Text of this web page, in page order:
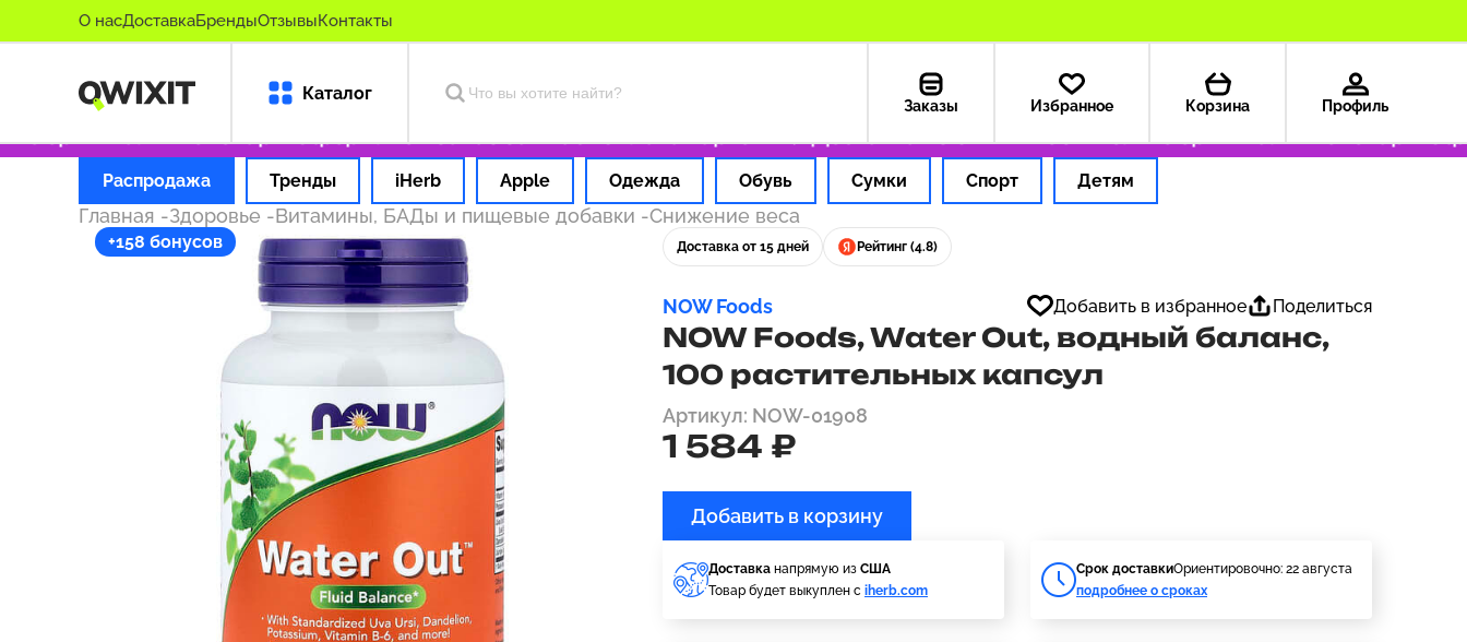
О насДоставкаБрендыОтзывыКонтакты
Каталог
Заказы Избранное Корзина Профиль
оригинальные товары Оформляем заказ за 1 час Оплата картой РФ Доставка из США — 199 ₽ Только оригинальные товары
Распродажа Тренды iHerb Apple Одежда Обувь Сумки Спорт Детям
Главная -Здоровье -Витамины, БАДы и пищевые добавки -Снижение веса
+158 бонусов Доставка от 15 дней Рейтинг (4.8)
NOW Foods Добавить в избранное Поделиться
NOW Foods, Water Out, водный баланс,
100 растительных капсул
Артикул: NOW-01908
1 584 ₽
Добавить в корзину
Доставка напрямую из США
Товар будет выкуплен с iherb.com
Cрок доставкиОриентировочно: 22 августа
подробнее о сроках